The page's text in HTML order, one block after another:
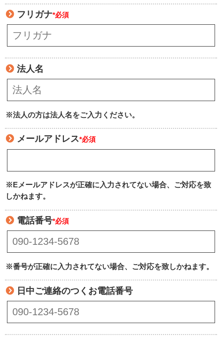
フリガナ*必須
法人名
※法人の方は法人名をご入力ください。
メールアドレス*必須
※Eメールアドレスが正確に入力されてない場合、ご対応を致
しかねます。
電話番号*必須
※番号が正確に入力されてない場合、ご対応を致しかねます。
日中ご連絡のつくお電話番号